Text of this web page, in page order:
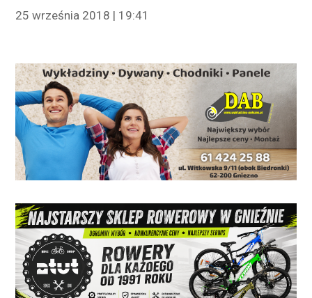
25 września 2018 | 19:41